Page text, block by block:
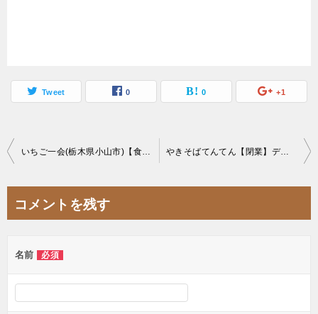
Tweet 0 0 +1
投
ビ
ー
シ
いちご一会(栃木県小山市)【食べ放題】話題性抜群の苺ビュッフェ【スイーツ】 やきそばてんてん【閉業】デカ盛り焼きそば春日部爆食オフ会
コメントを残す
名前 必須